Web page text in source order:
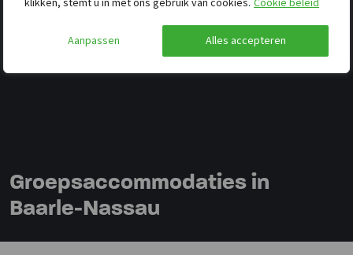
Aanpassen Alles accepteren
Groepsaccommodaties in
Baarle-Nassau